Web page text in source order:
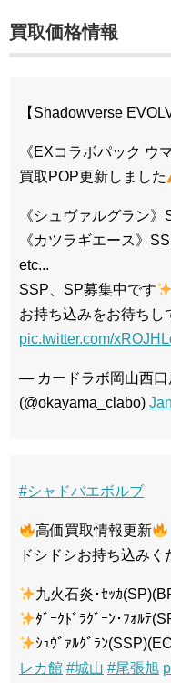
買取価格情報
【Shadowverse
《EXコラボパック ウ
買取POP更新しました
《シュヴァルグラン
《カツラギエース》
etc...
SSP、SP募集中です
お持ち込みをお待ちし
pic.twitter.com/
— カードラボ岡山西口
(@okayama_clabo)
#シャドバエボルブ
高価買取情報更新
ドシドシお持ち込みく
九火石炎･ｾｯｶ
ﾀﾞｰｸﾄﾞﾗｸﾞｰﾝ･ﾌｫﾙﾃ
ｼｭｳﾞｧﾙｸﾞﾗﾝ
レカ館 #城山 #尾張旭